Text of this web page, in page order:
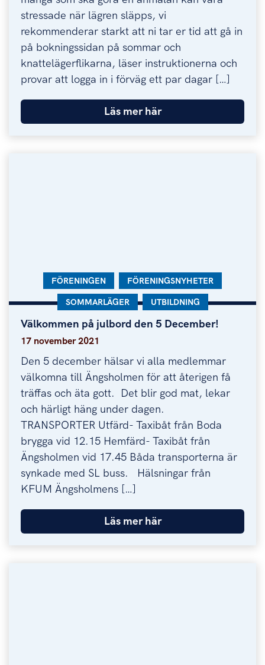
stressade när lägren släpps, vi
rekommenderar starkt att ni tar er tid att gå in
på bokningssidan på sommar och
knattelägerflikarna, läser instruktionerna och
provar att logga in i förväg ett par dagar […]
Läs mer här
Välkommen på julbord den 5 December!
Välkommen på julbord den 5 December!
KATEGORI:
FÖRENINGEN KATEGORI:
FÖRENINGSNYHETER
KATEGORI:
SOMMARLÄGER KATEGORI:
UTBILDNING
17 november 2021
Den 5 december hälsar vi alla medlemmar
välkomna till Ängsholmen för att återigen få
träffas och äta gott. Det blir god mat, lekar
och härligt häng under dagen.
TRANSPORTER Utfärd- Taxibåt från Boda
brygga vid 12.15 Hemfärd- Taxibåt från
Ängsholmen vid 17.45 Båda transporterna är
synkade med SL buss. Hälsningar från
KFUM Ängsholmens […]
Läs mer här